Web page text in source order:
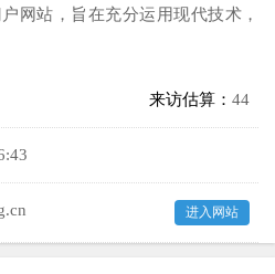
网站，旨在充分运用现代技术，
来访估算： 44
进入网站